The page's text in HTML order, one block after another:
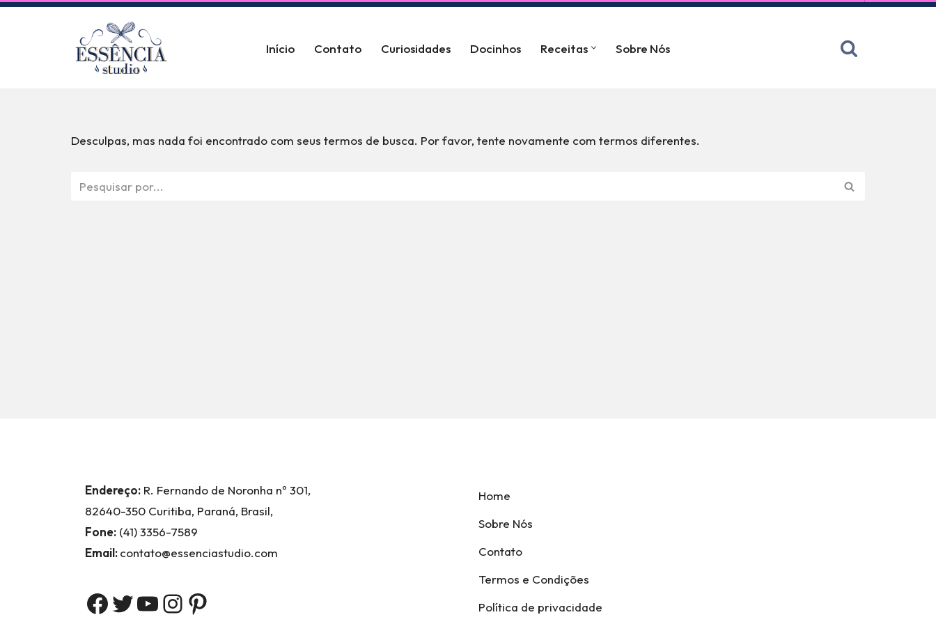
Início Contato Curiosidades Docinhos Receitas Sobre Nós
Desculpas, mas nada foi encontrado com seus termos de busca. Por favor, tente novamente com termos diferentes.
Endereço: R. Fernando de Noronha nº 301,
82640-350 Curitiba, Paraná, Brasil,
Fone: (41) 3356-7589
Email:contato@essenciastudio.com
Home
Sobre Nós
Contato
Termos e Condições
Política de privacidade